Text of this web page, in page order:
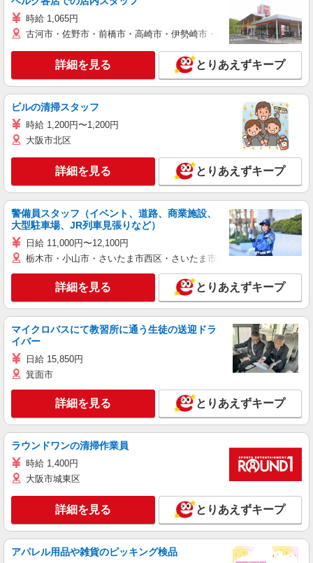
時給 1,065円
古河市・佐野市・前橋市・高崎市・伊勢崎市・太田市・館林市・藤
詳細を見る とりあえずキープ
ビルの清掃スタッフ
時給 1,200円〜1,200円
大阪市北区
詳細を見る とりあえずキープ
警備員スタッフ（イベント、道路、商業施設、
大型駐車場、JR列車見張りなど）
日給 11,000円〜12,100円
栃木市・小山市・さいたま市西区・さいたま市岩槻区・久喜市・蓮田
詳細を見る とりあえずキープ
マイクロバスにて教習所に通う生徒の送迎ドラ
イバー
日給 15,850円
箕面市
詳細を見る とりあえずキープ
ラウンドワンの清掃作業員
時給 1,400円
大阪市城東区
詳細を見る とりあえずキープ
アパレル用品や雑貨のピッキング検品